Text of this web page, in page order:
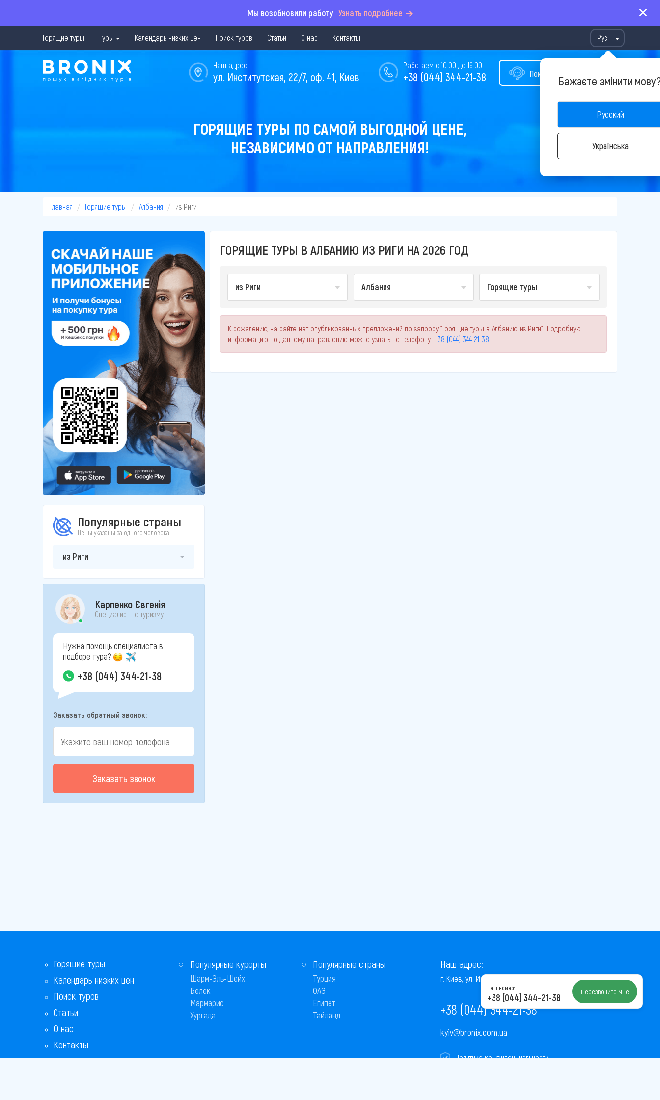
Мы возобновили работу Узнать подробнее
Горящие туры Туры Календарь низких цен Поиск туров Статьи О нас Контакты Рус
Бажаєте змінити
Русский
Українська
Помощь в подборе тура
Работаем с 10:00 до 19:00
+38 (044) 344-21-38
Наш адрес
ул. Институтская, 22/7, оф. 41, Киев
ГОРЯЩИЕ ТУРЫ ПО САМОЙ ВЫГОДНОЙ ЦЕНЕ,
НЕЗАВИСИМО ОТ НАПРАВЛЕНИЯ!
Главная Горящие туры Албания из Риги
Популярные страны
Цены указаны за одного человека
из Риги
Карпенко Євгенія
Специалист по туризму
Нужна помощь специалиста в
подборе тура?
+38 (044) 344-21-38
Заказать обратный звонок:
Заказать звонок
ГОРЯЩИЕ ТУРЫ В АЛБАНИЮ ИЗ РИГИ НА 2026 ГОД
из Риги Албания Горящие туры
К сожалению, на сайте нет опубликованных предложений по запросу "Горящие туры в Албанию из Риги". Подробную
информацию по данному направлению можно узнать по телефону: +38 (044) 344-21-38
Горящие туры
Календарь низких цен
Поиск туров
Статьи
О нас
Контакты
Бонусная программа
Популярные курорты
Шарм-Эль-Шейх
Белек
Мармарис
Хургада
Популярные страны
Турция
ОАЭ
Египет
Тайланд
Наш адрес:
г. Киев, ул. Институтская, 22/7, оф. 41
+38 (044) 344-21-38
kyiv@bronix.com.ua
Политика конфиденциальности
Наш номер:
+38 (044) 344-21-38 Перезвоните мне